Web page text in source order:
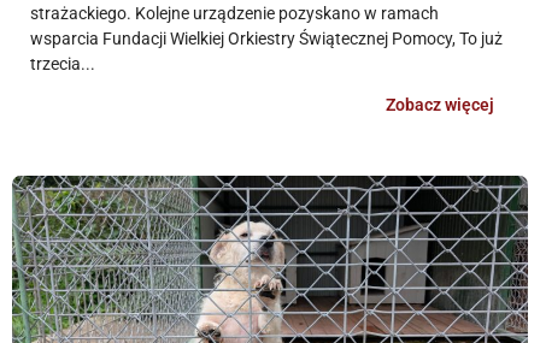
strażackiego. Kolejne urządzenie pozyskano w ramach
wsparcia Fundacji Wielkiej Orkiestry Świątecznej Pomocy, To już
trzecia...
Zobacz więcej